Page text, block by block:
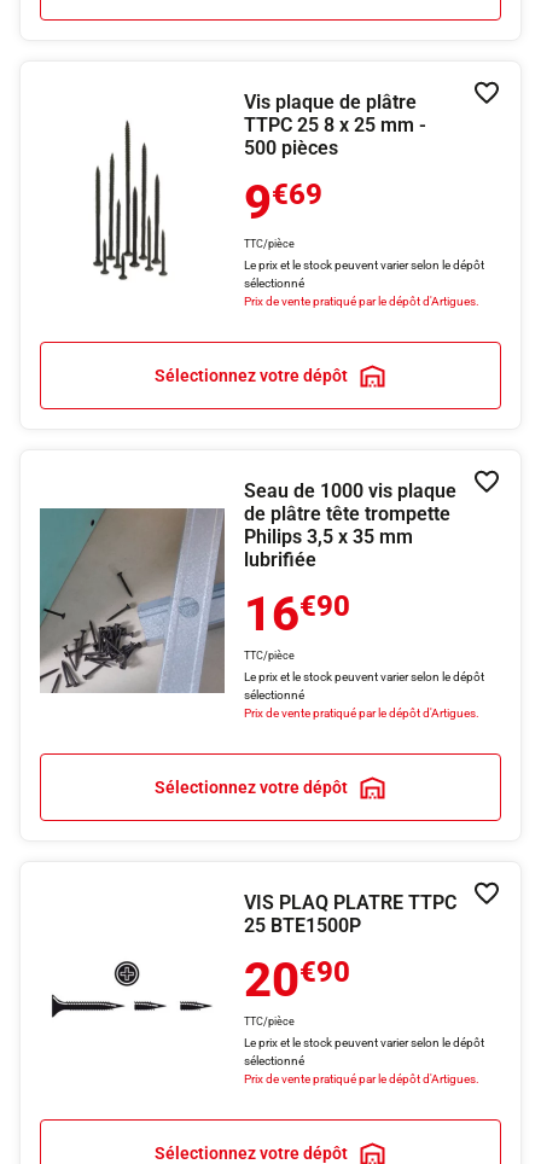
Vis plaque de plâtre
TTPC 25 8 x 25 mm -
500 pièces
9€69
TTC/pièce
Le prix et le stock peuvent varier selon le dépôt
sélectionné
Prix de vente pratiqué par le dépôt d'Artigues.
Sélectionnez votre dépôt
Seau de 1000 vis plaque
de plâtre tête trompette
Philips 3,5 x 35 mm
lubrifiée
16€90
TTC/pièce
Le prix et le stock peuvent varier selon le dépôt
sélectionné
Prix de vente pratiqué par le dépôt d'Artigues.
Sélectionnez votre dépôt
VIS PLAQ PLATRE TTPC
25 BTE1500P
20€90
TTC/pièce
Le prix et le stock peuvent varier selon le dépôt
sélectionné
Prix de vente pratiqué par le dépôt d'Artigues.
Sélectionnez votre dépôt